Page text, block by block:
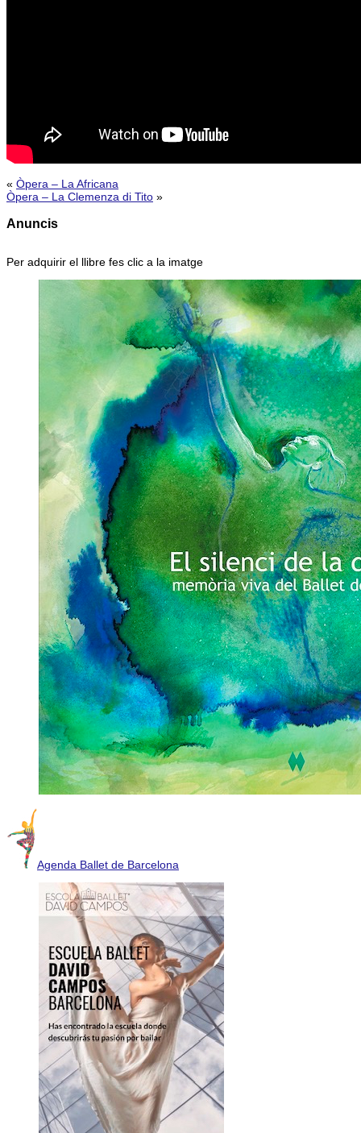
« Òpera – La Africana
Òpera – La Clemenza di Tito »
Anuncis
Per adquirir el llibre fes clic a la imatge
Agenda Ballet de Barcelona